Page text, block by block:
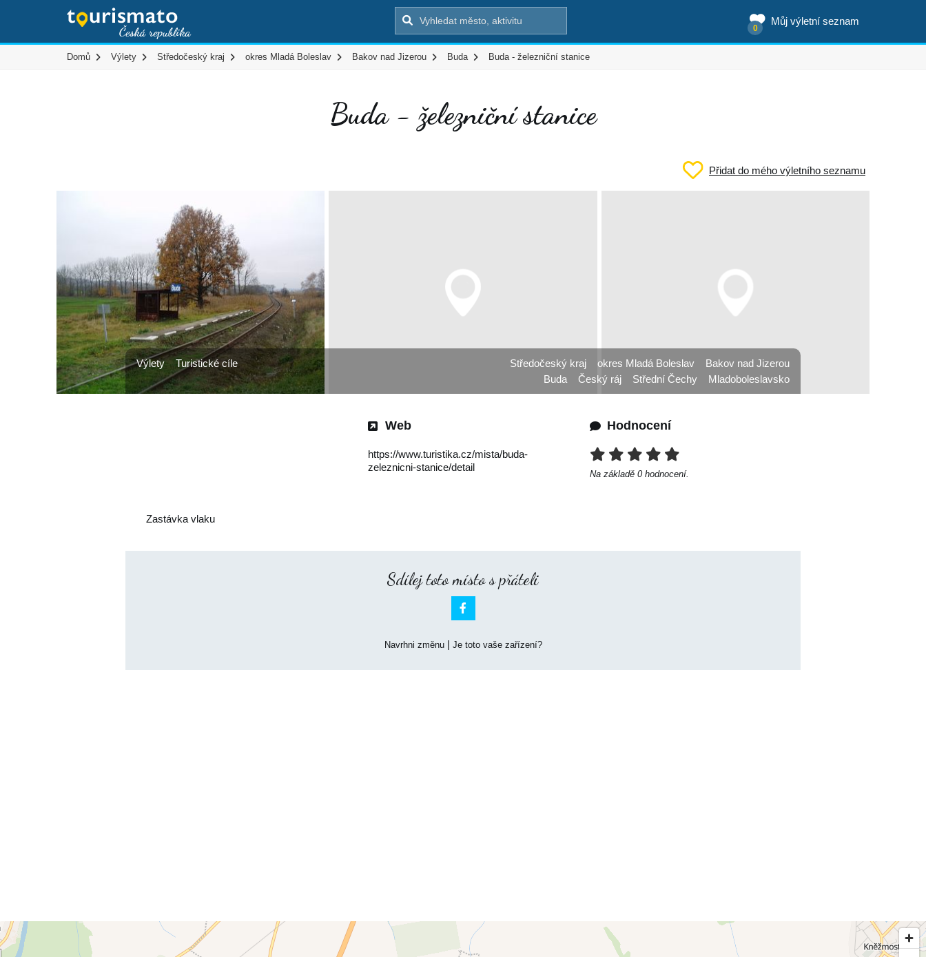
Můj výletní seznam
0
Domů Výlety Středočeský kraj okres Mladá Boleslav Bakov nad Jizerou Buda Buda - železniční stanice
Buda - železniční stanice
Přidat do mého výletního seznamu
Web
https://www.turistika.cz/mista/buda-
zeleznicni-stanice/detail
Hodnocení
Na základě 0 hodnocení.
Zastávka vlaku
Výlety Turistické cíle Středočeský kraj okres Mladá Boleslav
Bakov nad Jizerou
Buda
Český ráj Střední Čechy Mladoboleslavsko
Sdílej toto místo s přáteli

Navrhni změnu| Je toto vaše zařízení?